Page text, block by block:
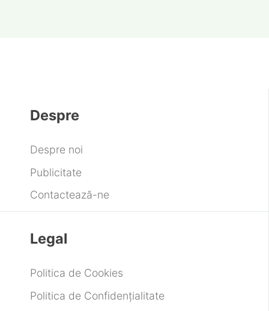
Despre
Despre noi
Publicitate
Contactează-ne
Legal
Politica de Cookies
Politica de Confidențialitate